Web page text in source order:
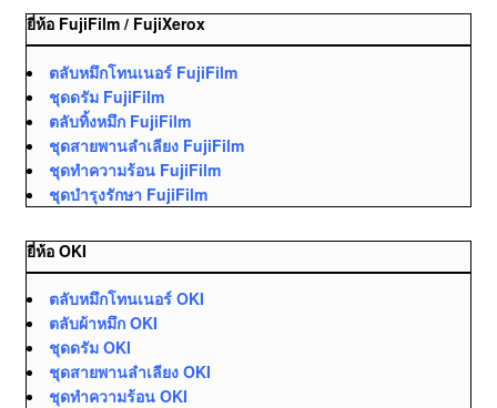
ยี่ห้อ FujiFilm / FujiXerox
ตลับหมึกโทนเนอร์ FujiFilm
ชุดดรัม FujiFilm
ตลับทิ้งหมึก FujiFilm
ชุดสายพานลำเลียง FujiFilm
ชุดทำความร้อน FujiFilm
ชุดบำรุงรักษา FujiFilm
ยี่ห้อ OKI
ตลับหมึกโทนเนอร์ OKI
ตลับผ้าหมึก OKI
ชุดดรัม OKI
ชุดสายพานลำเลียง OKI
ชุดทำความร้อน OKI